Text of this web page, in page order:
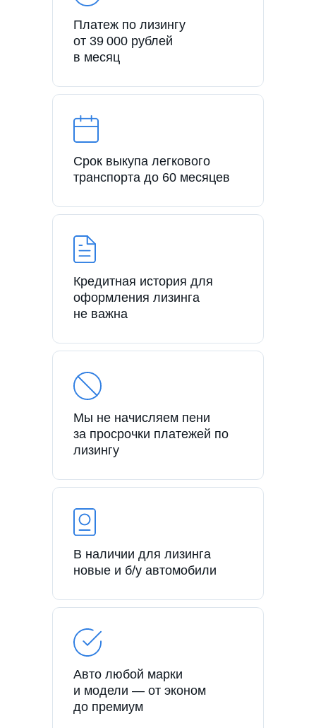
Платеж по лизингу
от 39 000 рублей
в месяц
Срок выкупа легкового
транспорта до 60 месяцев
Кредитная история для
оформления лизинга
не важна
Мы не начисляем пени
за просрочки платежей по
лизингу
В наличии для лизинга
новые и б/у автомобили
Авто любой марки
и модели — от эконом
до премиум